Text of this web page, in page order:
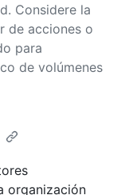
Considere la
de acciones o
para
de volúmenes
organización